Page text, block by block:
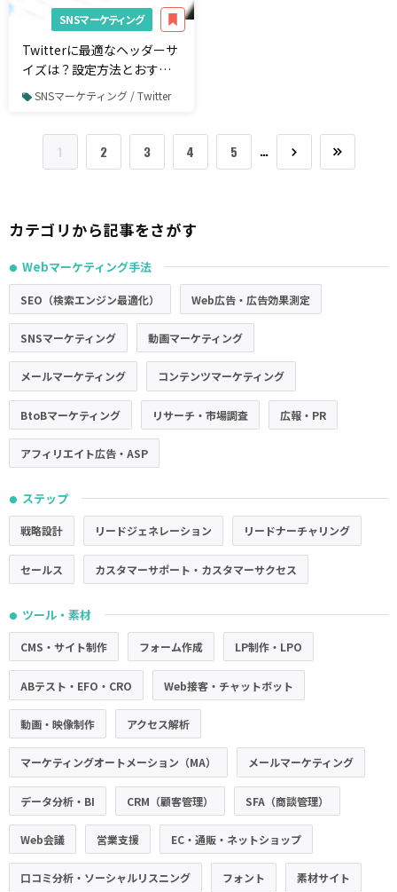
SNSマーケティング
Twitterに最適なヘッダーサ
イズは？設定方法とおすす
めの作成ツール
SNSマーケティング / Twitter
1 2 3 4 5 …
カテゴリから記事をさがす
● Webマーケティング手法
SEO（検索エンジン最適化） Web広告・広告効果測定
SNSマーケティング 動画マーケティング
メールマーケティング コンテンツマーケティング
BtoBマーケティング リサーチ・市場調査 広報・PR
アフィリエイト広告・ASP
● ステップ
戦略設計 リードジェネレーション リードナーチャリング
セールス カスタマーサポート・カスタマーサクセス
● ツール・素材
CMS・サイト制作 フォーム作成 LP制作・LPO
ABテスト・EFO・CRO Web接客・チャットボット
動画・映像制作 アクセス解析
マーケティングオートメーション（MA） メールマーケティング
データ分析・BI CRM（顧客管理） SFA（商談管理）
Web会議 営業支援 EC・通販・ネットショップ
口コミ分析・ソーシャルリスニング フォント 素材サイト